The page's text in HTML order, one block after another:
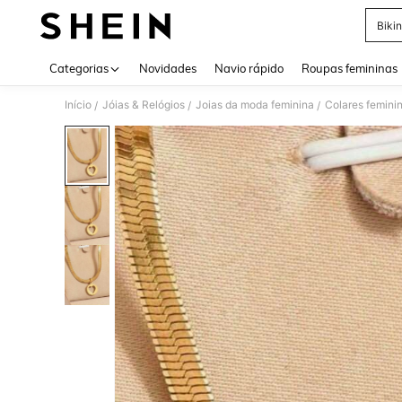
Categorias Novidades Navio rápido Roupas femininas
Início / Jóias & Relógios / Joias da moda feminina / Colares